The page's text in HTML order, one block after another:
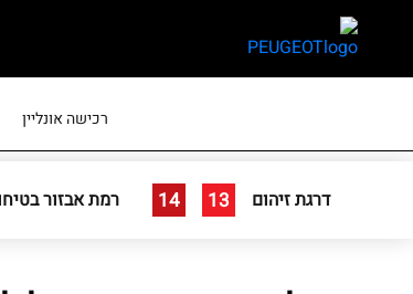
רכישה אונליין
דרגת זיהום 13
14 רמת אבזור